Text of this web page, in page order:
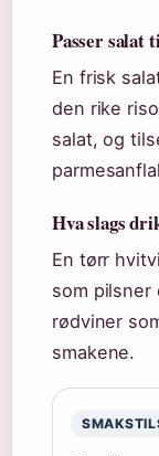
Passer salat
En frisk
den rike
salat, og
Hva slags
En tørr
som pilsner
rødviner
smakene.